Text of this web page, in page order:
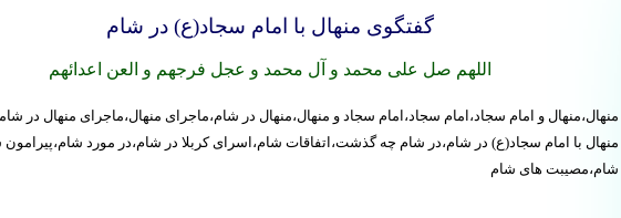
گفتگوی منهال با امام سجاد(ع) در شام
اللهم صل علی محمد و آل محمد و عجل فرجهم و العن اعدائهم
منهال،منهال و امام سجاد،امام سجاد،امام سجاد و منهال،منهال در شام،ماجرای منهال،ماجرای منهال در
منهال با امام سجاد(ع) در شام،در شام چه گذشت،اتفاقات شام،اسرای کربلا در شام،در مورد
شام،مصیبت های شام